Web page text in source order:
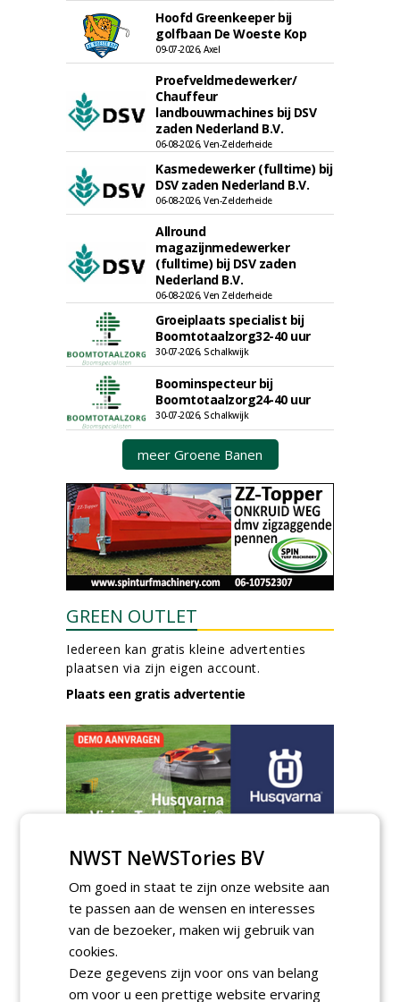
Hoofd Greenkeeper bij
golfbaan De Woeste Kop
09-07-2026, Axel
Proefveldmedewerker/
Chauffeur
landbouwmachines bij DSV
zaden Nederland B.V.
06-08-2026, Ven-Zelderheide
Kasmedewerker (fulltime) bij
DSV zaden Nederland B.V.
06-08-2026, Ven-Zelderheide
Allround
magazijnmedewerker
(fulltime) bij DSV zaden
Nederland B.V.
06-08-2026, Ven Zelderheide
Groeiplaats specialist bij
Boomtotaalzorg32-40 uur
30-07-2026, Schalkwijk
Boominspecteur bij
Boomtotaalzorg24-40 uur
30-07-2026, Schalkwijk
meer Groene Banen
GREEN OUTLET
Iedereen kan gratis kleine advertenties
plaatsen via zijn eigen account.
Plaats een gratis advertentie
AGENDA
HAS start nieuwe opleiding
Hoofdgreenkeeper
woensdag 2 december
woensdag 2 december 2026
NWST NeWSTories BV
Om goed in staat te zijn onze website aan
te passen aan de wensen en interesses
van de bezoeker, maken wij gebruik van
cookies.
Deze gegevens zijn voor ons van belang
om voor u een prettige website ervaring